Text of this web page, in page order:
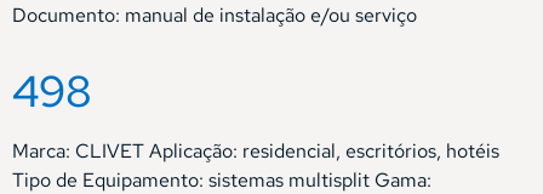
Documento: manual de instalação e/ou serviço
498
Marca: CLIVET Aplicação: residencial, escritórios, hotéis
Tipo de Equipamento: sistemas multisplit Gama: